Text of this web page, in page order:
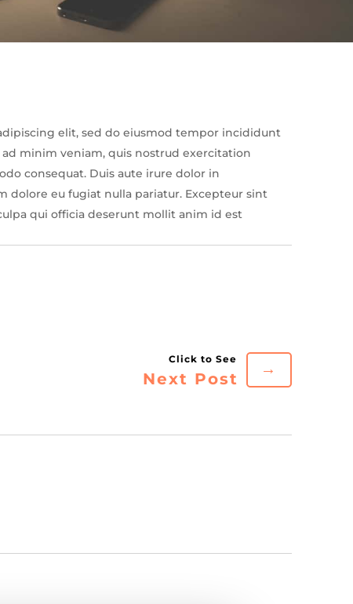
elit, sed do eiusmod tempor incididunt
minim veniam, quis nostrud exercitation
consequat. Duis aute irure dolor in
dolore eu fugiat nulla pariatur. Excepteur sint
qui officia deserunt mollit anim id est
Next Post
→